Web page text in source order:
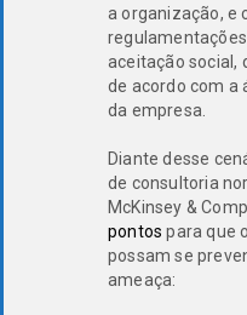
a organização, e
aceitação social,
de acordo com a
da empresa.
Diante desse
de consultoria
McKinsey &
pontos para que
possam se
ameaça: